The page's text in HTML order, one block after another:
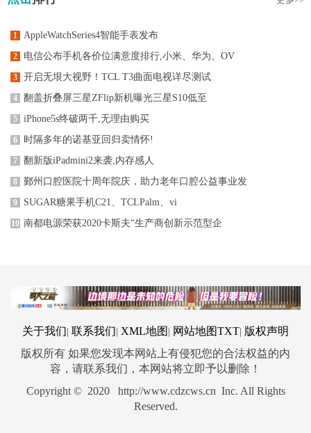
1 AppleWatchSeries4智能手表发布
2 电信公布手机各价位满意度排行,小米、华为、OV
3 开启无垠大视野！TCL T3曲面电视详尽测试
4 翻盖折叠屏三星ZFlip新机曝光三星S10低至
5 iPhone5s终破两千,无理由购买
6 时隔多年的诺基亚回归卖情怀!
7 翻新版iPadmini2来袭,内存感人
8 鄞州口腔医院十周年院庆，助力老年口腔公益事业发
9 SUGAR糖果手机C21、TCLPalm、vi
10 南都电源荣获2020卡斯夫“生产商创新示范型企
关于我们 联系我们 XML地图 网站地图TXT 版权声明
版权所有 如果您发现本网站上有侵犯您的合法权益的内
容，请联系我们，本网站将立即予以删除！
Copyright © 2020 http://www.cdzcws.cn Inc. All Rights
Reserved.